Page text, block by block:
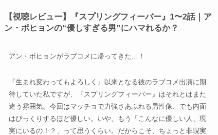
【視聴レビュー】『スプリングフィーバー』1〜2話｜ア
ン・ボヒョンの“優しすぎる男”にハマれるか？
アン・ボヒョンがラブコメに帰ってきた…！
『生まれ変わってもよろしく』以来となる彼のラブコメ出演に期
待していた私ですが、『スプリングフィーバー』はそれとはまた
違う雰囲気。今回はマッチョで力強さあふれる男性像、でも内面
はびっくりするほど優しい。いや、もう「こんなに優しい人、現
実にいるの！？」って思うくらい。だからこそ、ちょっと非現実